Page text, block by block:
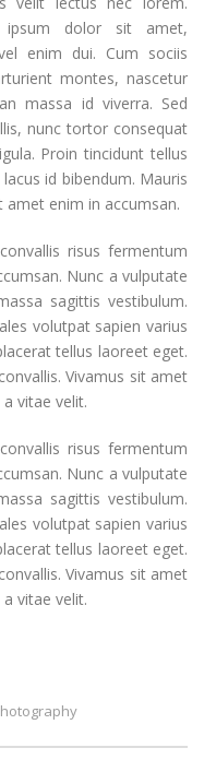
ipsum dolor sit amet,
enim dui. Cum sociis
montes, nascetur
massa id viverra. Sed
nunc tortor consequat
Proin tincidunt tellus
id bibendum. Mauris
enim in accumsan.
risus fermentum
Nunc a vulputate
sagittis vestibulum.
volutpat sapien varius
tellus laoreet eget.
Vivamus sit amet
vitae velit.
risus fermentum
Nunc a vulputate
sagittis vestibulum.
volutpat sapien varius
tellus laoreet eget.
Vivamus sit amet
vitae velit.